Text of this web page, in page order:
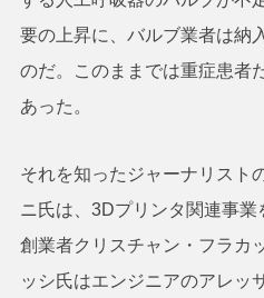
要の上昇に、バルブ業者は納
のだ。このままでは重症患者
あった。
それを知ったジャーナリスト
ニ氏は、3Dプリンタ関連事
創業者クリスチャン・フラカ
ッシ氏はエンジニアのアレッ